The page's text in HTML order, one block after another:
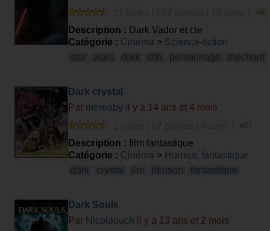
Description : Dark Vador et cie
Catégorie : Cinéma > Science-fiction
star
wars dark sith personnage méchant
Dark crystal
Par mereaby il y a 14 ans et 4 mois
Description : film fantastique
Catégorie : Cinéma > Horreur, fantastique
dark
crystal jim henson fantastique
Dark Souls
Par Nicolaouch il y a 13 ans et 2 mois